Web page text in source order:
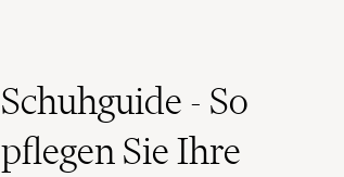
Schuhguide - So
pflegen Sie Ihre